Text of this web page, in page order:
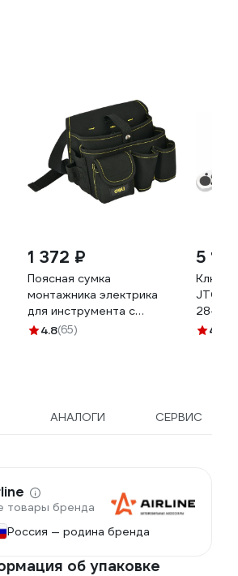
1 372 ₽
Поясная сумка
монтажника электрика
для инструмента с
ремнем DL-P5
4.8(65)
5 111
Ключ
JTC 1/
28-
6903
4.9
АНАЛОГИ СЕРВИС
товары бренда
Россия — родина бренда
об упаковке